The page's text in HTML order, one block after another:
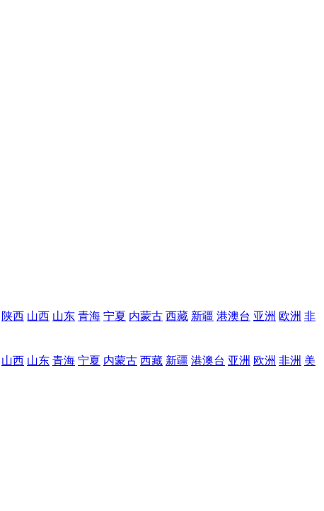
陕西 山西 山东 青海 宁夏 内蒙古 西藏 新疆 港澳台 亚洲 欧洲 非
山西 山东 青海 宁夏 内蒙古 西藏 新疆 港澳台 亚洲 欧洲 非洲 美